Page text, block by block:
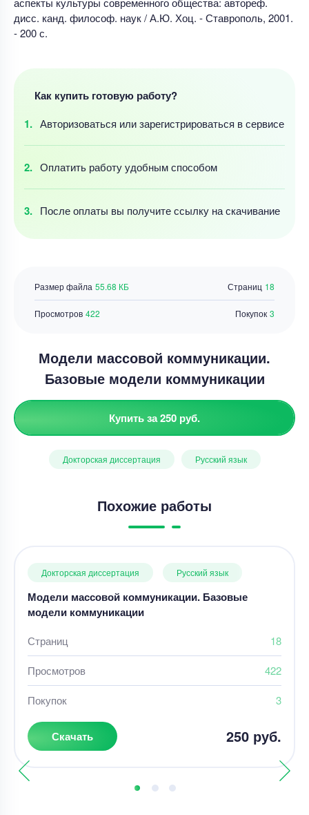
дисс. канд. философ. наук / А.Ю. Хоц. - Ставрополь, 2001.
- 200 с.
Как купить готовую работу?
Авторизоваться или зарегистрироваться в сервисе
Оплатить работуудобнымспособом
После оплаты вы получите ссылку на скачивание
Страниц 18
Размер файла 55.68 КБ
Просмотров 422 Покупок 3
Модели массовой коммуникации.
Базовые модели коммуникации
Купить за 250 руб.
Докторская диссертация Русский язык
Похожие работы
Докторская диссертация Русский язык
Модели массовой коммуникации. Базовые
модели коммуникации
Страниц 18
Просмотров 422
Покупок 3
Скачать 250 руб.